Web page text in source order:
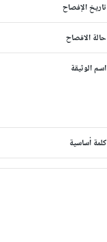
تاريخ الإفصاح
حالة الافصاح
اسم الوثيقة
كلمة أساسية